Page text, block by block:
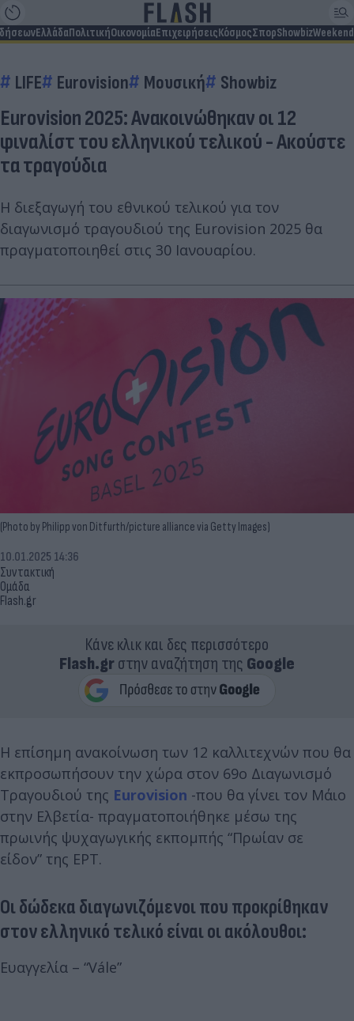
ΕλλάδαΠολιτικήΟικονομίαΕπιχειρήσειςΚόσμοςΣπορShowbizWeekend
LIFE Eurovision Μουσική Showbiz
Eurovision 2025: Ανακοινώθηκαν οι 12
φιναλίστ του ελληνικού τελικού - Ακούστε
τα τραγούδια
Η διεξαγωγή του εθνικού τελικού για τον
διαγωνισμό τραγουδιού της Eurovision 2025 θα
πραγματοποιηθεί στις 30 Ιανουαρίου.
(Photo by Philipp von Ditfurth/picture alliance via Getty Images)
Συντακτική
Ομάδα
Flash.gr
10.01.2025 14:36
Κάνε κλικ και δες περισσότερο
Flash.grστην αναζήτηση της Google
Η επίσημη ανακοίνωση των 12 καλλιτεχνών που θα
εκπροσωπήσουν την χώρα στον 69ο Διαγωνισμό
Τραγουδιού της Eurovision -που θα γίνει τον Μάιο
στην Ελβετία- πραγματοποιήθηκε μέσω της
πρωινής ψυχαγωγικής εκπομπής “Πρωίαν σε
είδον” της ΕΡΤ.
Οι δώδεκα διαγωνιζόμενοι που προκρίθηκαν
στον ελληνικό τελικό είναι οι ακόλουθοι:
Ευαγγελία – “Vále”